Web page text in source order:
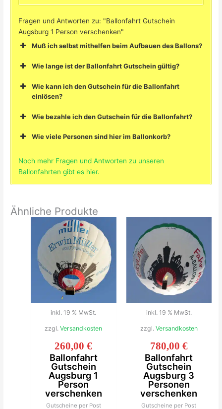
Fragen und Antworten zu: "Ballonfahrt Gutschein
Augsburg 1 Person verschenken"
Muß ich selbst mithelfen beim Aufbauen des Ballons?
Wie lange ist der Ballonfahrt Gutschein gültig?
Wie kann ich den Gutschein für die Ballonfahrt
einlösen?
Wie bezahle ich den Gutschein für die Ballonfahrt?
Wie viele Personen sind hier im Ballonkorb?
Noch mehr Fragen und Antworten zu unseren
Ballonfahrten gibt es hier.
Ähnliche Produkte
inkl. 19 % MwSt.
zzgl.Versandkosten
260,00€
Ballonfahrt
Gutschein
Augsburg 1
Person
verschenken
Gutscheine per Post
inkl. 19 % MwSt.
zzgl. Versandkosten
780,00 €
Ballonfahrt
Gutschein
Augsburg 3
Personen
verschenken
Gutscheine per Post